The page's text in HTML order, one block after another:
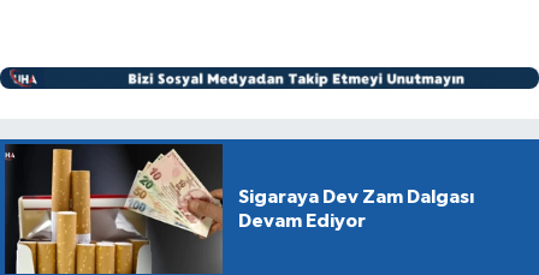
Sigaraya Dev Zam Dalgası
Devam Ediyor